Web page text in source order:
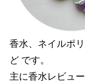
香水、ネイルポ
ど です。
主に香水レビュ